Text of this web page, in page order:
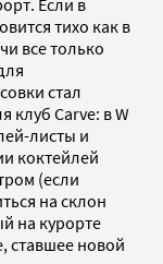
Если в
тихо как в
все только
стал
клуб Carve: в W
листы и
коктейлей
(если
на склон
на курорте
ставшее новой